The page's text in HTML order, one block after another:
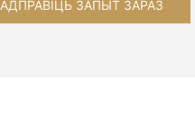
АДПРАВІЦЬ ЗАПЫТ ЗАРАЗ